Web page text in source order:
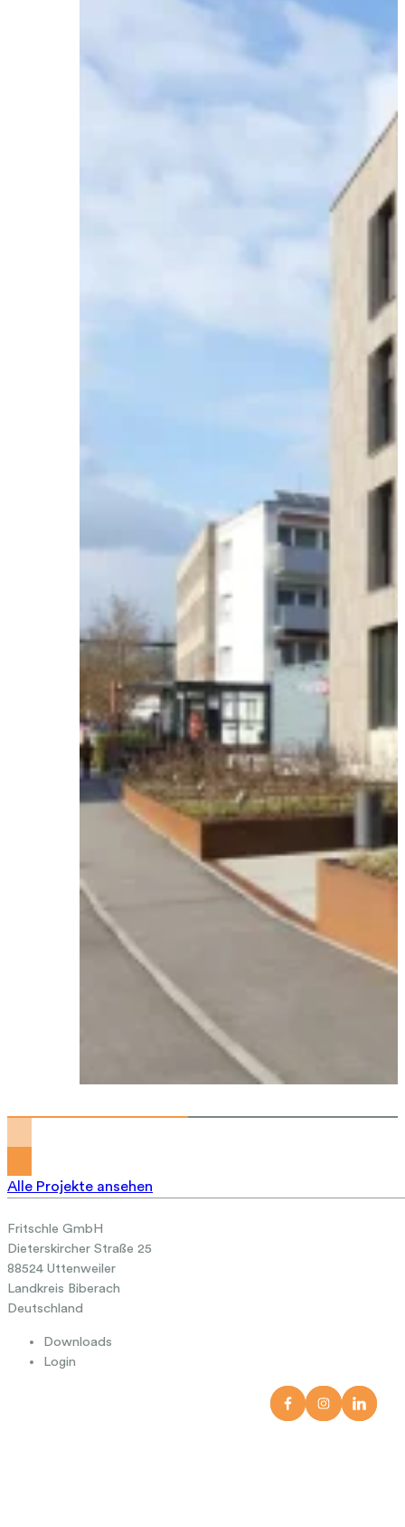
Alle Projekte ansehen
Fritschle GmbH
Dieterskircher Straße 25
88524 Uttenweiler
Landkreis Biberach
Deutschland
Downloads
Login